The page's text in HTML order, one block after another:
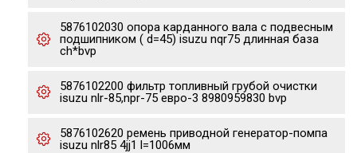
5876102030 опора карданного вала с подвесным
подшипником ( d=45) isuzu nqr75 длинная база
ch*bvp
5876102200 фильтр топливный грубой очистки
isuzu nlr-85,npr-75 евро-3 8980959830 bvp
5876102620 ремень приводной генератор-помпа
isuzu nlr85 4jj1 l=1006мм